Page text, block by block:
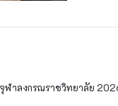
าลงกรณราชวิทยาลัย